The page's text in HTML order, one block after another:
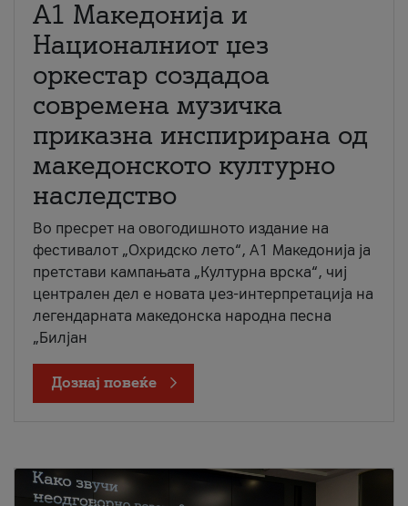
А1 Македонија и
Националниот џез
оркестар создадоа
современа музичка
приказна инспирирана од
македонското културно
наследство
Во пресрет на овогодишното издание на
фестивалот „Охридско лето“, А1 Македонија ја
претстави кампањата „Културна врска“, чиј
централен дел е новата џез-интерпретација на
легендарната македонска народна песна
„Билјан
Дознај повеќе